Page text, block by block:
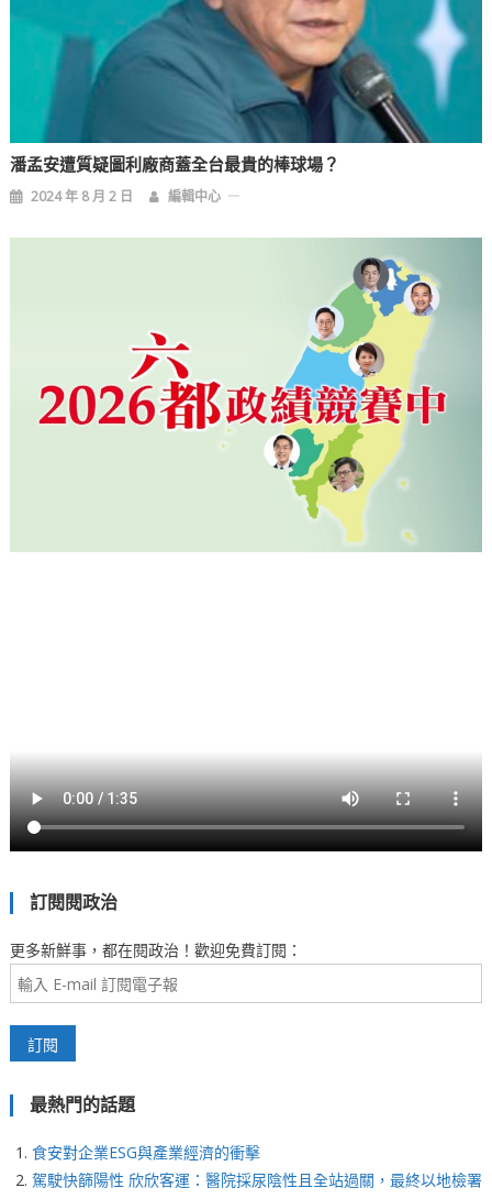
潘孟安遭質疑圖利廠商蓋全台最貴的棒球場？
2024 年 8 月 2 日 編輯中心
訂閱閱政治
更多新鮮事，都在閱政治！歡迎免費訂閱：
最熱門的話題
食安對企業ESG與產業經濟的衝擊
駕駛快篩陽性 欣欣客運：醫院採尿陰性且全站過關，最終以地檢署